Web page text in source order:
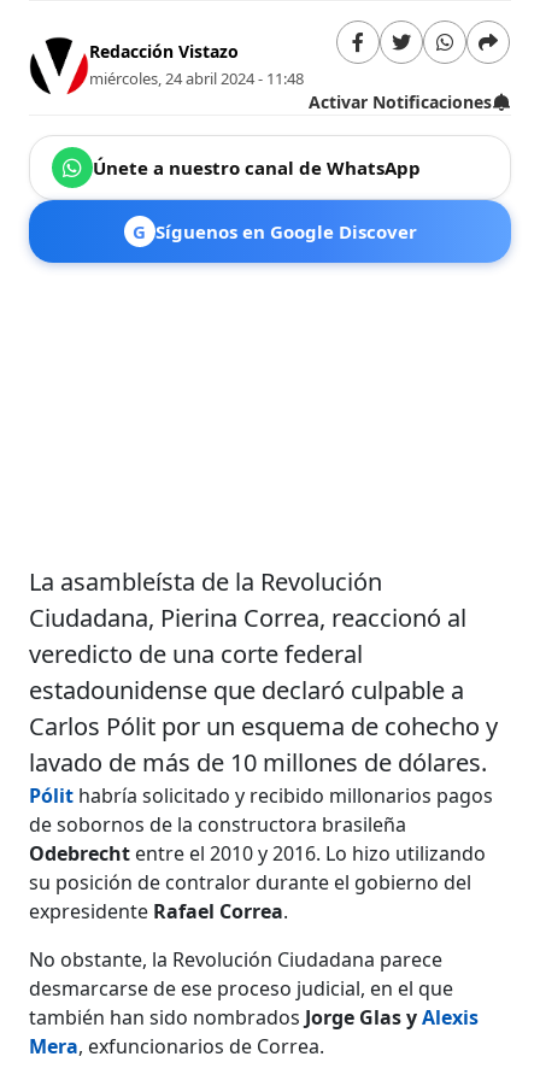
Redacción Vistazo
miércoles, 24 abril 2024 - 11:48
Activar Notificaciones
Únete a nuestro canal de WhatsApp
G Síguenos en Google Discover
La asambleísta de la Revolución
Ciudadana, Pierina Correa, reaccionó al
veredicto de una corte federal
estadounidense que declaró culpable a
Carlos Pólit por un esquema de cohecho y
lavado de más de 10 millones de dólares.
Pólit habría solicitado y recibido millonarios pagos
de sobornos de la constructora brasileña
Odebrecht entre el 2010 y 2016. Lo hizo utilizando
su posición de contralor durante el gobierno del
expresidente Rafael Correa.
No obstante, la Revolución Ciudadana parece
desmarcarse de ese proceso judicial, en el que
también han sido nombrados Jorge Glas yAlexis
Mera, exfuncionarios de Correa.